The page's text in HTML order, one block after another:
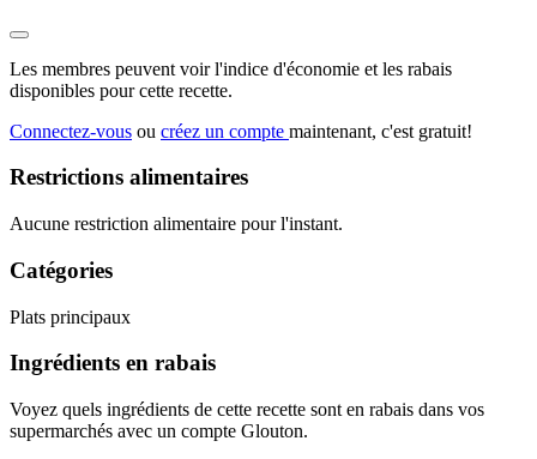
Les membres peuvent voir l'indice d'économie et les rabais
disponibles pour cette recette.
Connectez-vous ou créez un compte maintenant, c'est gratuit!
Restrictions alimentaires
Aucune restriction alimentaire pour l'instant.
Catégories
Plats principaux
Ingrédients en rabais
Voyez quels ingrédients de cette recette sont en rabais dans vos
supermarchés avec un compte Glouton.